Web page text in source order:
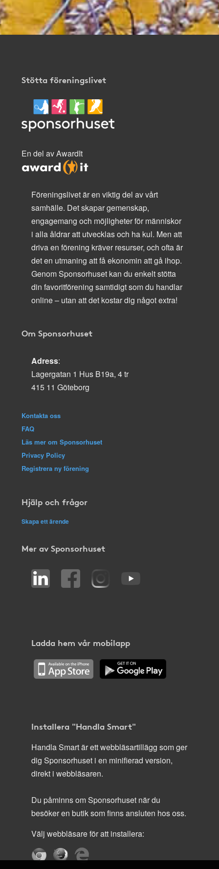
Stötta föreningslivet
En del av AwardIt
Föreningslivet är en viktig del av vårt
samhälle. Det skapar gemenskap,
engagemang och möjligheter för människor
i alla åldrar att utvecklas och ha kul. Men att
driva en förening kräver resurser, och ofta är
det en utmaning att få ekonomin att gå ihop.
Genom Sponsorhuset kan du enkelt stötta
din favoritförening samtidigt som du handlar
online – utan att det kostar dig något extra!
Om Sponsorhuset
Adress:
Lagergatan 1 Hus B19a, 4 tr
415 11 Göteborg
Kontakta oss
FAQ
Läs mer om Sponsorhuset
Privacy Policy
Registrera ny förening
Hjälp och frågor
Skapa ett ärende
Mer av Sponsorhuset
Ladda hem vår mobilapp
Installera "Handla Smart"
Handla Smart är ett webbläsartillägg som ger
dig Sponsorhuset i en minifierad version,
direkt i webbläsaren.
Du påminns om Sponsorhuset när du
besöker en butik som finns ansluten hos oss.
Välj webbläsare för att installera: